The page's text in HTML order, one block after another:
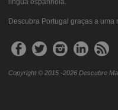
Descubra Portugal graças a uma
Copyright © 2015 -2026 Descubre